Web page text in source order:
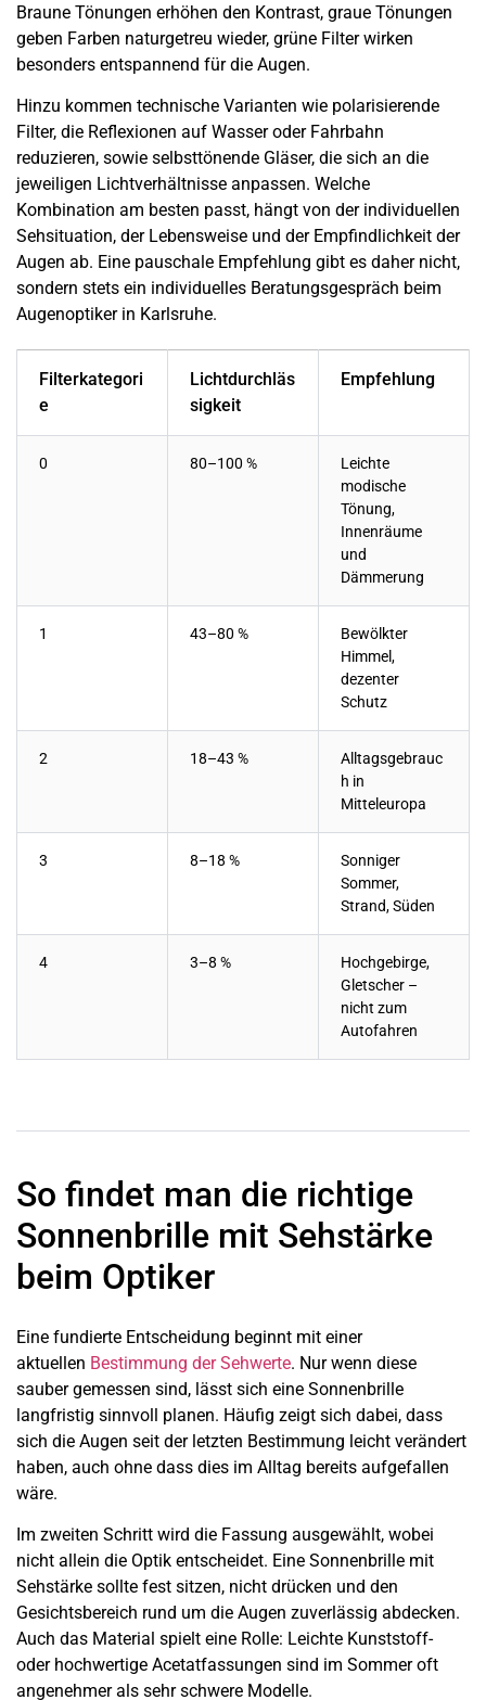
Braune Tönungen erhöhen den Kontrast, graue Tönungen
geben Farben naturgetreu wieder, grüne Filter wirken
besonders entspannend für die Augen.
Hinzu kommen technische Varianten wie polarisierende
Filter, die Reflexionen auf Wasser oder Fahrbahn
reduzieren, sowie selbsttönende Gläser, die sich an die
jeweiligen Lichtverhältnisse anpassen. Welche
Kombination am besten passt, hängt von der individuellen
Sehsituation, der Lebensweise und der Empfindlichkeit der
Augen ab. Eine pauschale Empfehlung gibt es daher nicht,
sondern stets ein individuelles Beratungsgespräch beim
Augenoptiker in Karlsruhe.
Filterkategori
e
Lichtdurchläs
sigkeit
Empfehlung
0 80–100 %
Leichte
modische
Tönung,
Innenräume
und
Dämmerung
1 43–80 %
Bewölkter
Himmel,
dezenter
Schutz
2 18–43 %
Alltagsgebrauc
h in
Mitteleuropa
3 8–18 %
Sonniger
Sommer,
Strand, Süden
4 3–8 %
Hochgebirge,
Gletscher –
nicht zum
Autofahren
So findet man die richtige
Sonnenbrille mit Sehstärke
beim Optiker
Eine fundierte Entscheidung beginnt mit einer
aktuellen Bestimmung der Sehwerte. Nur wenn diese
sauber gemessen sind, lässt sich eine Sonnenbrille
langfristig sinnvoll planen. Häufig zeigt sich dabei, dass
sich die Augen seit der letzten Bestimmung leicht verändert
haben, auch ohne dass dies im Alltag bereits aufgefallen
wäre.
Im zweiten Schritt wird die Fassung ausgewählt, wobei
nicht allein die Optik entscheidet. Eine Sonnenbrille mit
Sehstärke sollte fest sitzen, nicht drücken und den
Gesichtsbereich rund um die Augen zuverlässig abdecken.
Auch das Material spielt eine Rolle: Leichte Kunststoff-
oder hochwertige Acetatfassungen sind im Sommer oft
angenehmer als sehr schwere Modelle.